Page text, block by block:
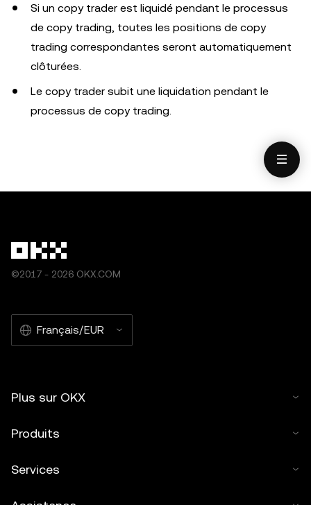
Si un copy trader est liquidé pendant le processus
de copy trading, toutes les positions de copy
trading correspondantes seront automatiquement
clôturées.
Le copy trader subit une liquidation pendant le
processus de copy trading.
©2017 - 2026 OKX.COM
Français/EUR
Plus sur OKX
Produits
Services